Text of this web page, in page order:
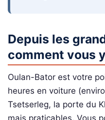
Depuis les
comment vous
Oulan-Bator est votre
heures en voiture
Tsetserleg, la porte du
mais praticables. Vous